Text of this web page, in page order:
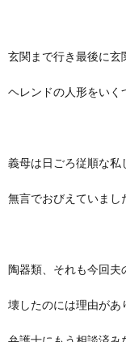
玄関まで行き最後に玄
ヘレンドの人形をいく
義母は日ごろ従順な私
無言でおびえていまし
陶器類、それも今回夫
壊したのには理由があ